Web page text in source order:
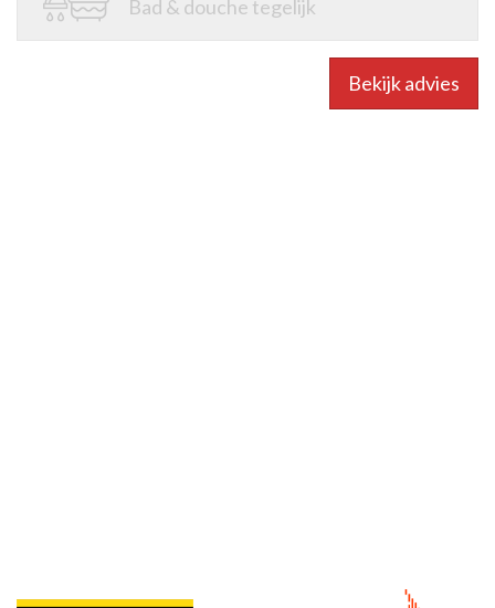
Bad & douche tegelijk
Bekijk advies